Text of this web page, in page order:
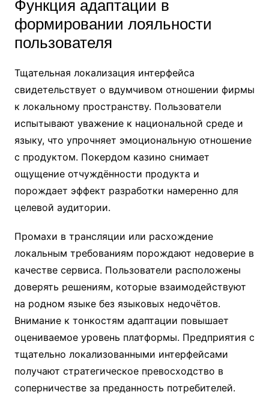
Функция адаптации в
формировании лояльности
пользователя
Тщательная локализация интерфейса
свидетельствует о вдумчивом отношении фирмы
к локальному пространству. Пользователи
испытывают уважение к национальной среде и
языку, что упрочняет эмоциональную отношение
с продуктом. Покердом казино снимает
ощущение отчуждённости продукта и
порождает эффект разработки намеренно для
целевой аудитории.
Промахи в трансляции или расхождение
локальным требованиям порождают недоверие в
качестве сервиса. Пользователи расположены
доверять решениям, которые взаимодействуют
на родном языке без языковых недочётов.
Внимание к тонкостям адаптации повышает
оцениваемое уровень платформы. Предприятия с
тщательно локализованными интерфейсами
получают стратегическое превосходство в
соперничестве за преданность потребителей.